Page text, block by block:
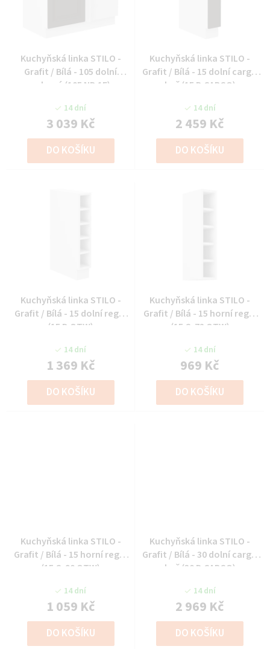
Kuchyňská linka STILO -
Grafit / Bílá - 105 dolní
rohová (105 ND 1F)
14 dní
3 039 Kč
DO KOŠÍKU
Kuchyňská linka STILO -
Grafit / Bílá - 15 dolní cargo
koš (15 D CARGO)
14 dní
2 459 Kč
DO KOŠÍKU
Kuchyňská linka STILO -
Grafit / Bílá - 15 dolní regál
(15 D OTW)
14 dní
1 369 Kč
DO KOŠÍKU
Kuchyňská linka STILO -
Grafit / Bílá - 15 horní regál
(15 G-72 OTW)
14 dní
969 Kč
DO KOŠÍKU
Kuchyňská linka STILO -
Grafit / Bílá - 15 horní regál
(15 G-90 OTW)
14 dní
1 059 Kč
DO KOŠÍKU
Kuchyňská linka STILO -
Grafit / Bílá - 30 dolní cargo
koš (30 D CARGO)
14 dní
2 969 Kč
DO KOŠÍKU